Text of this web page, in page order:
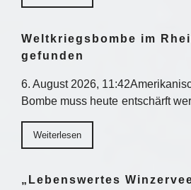
Weltkriegsbombe im
gefunden
6. August 2026,
Bombe muss heute entschärft
Weiterlesen
„Lebenswertes